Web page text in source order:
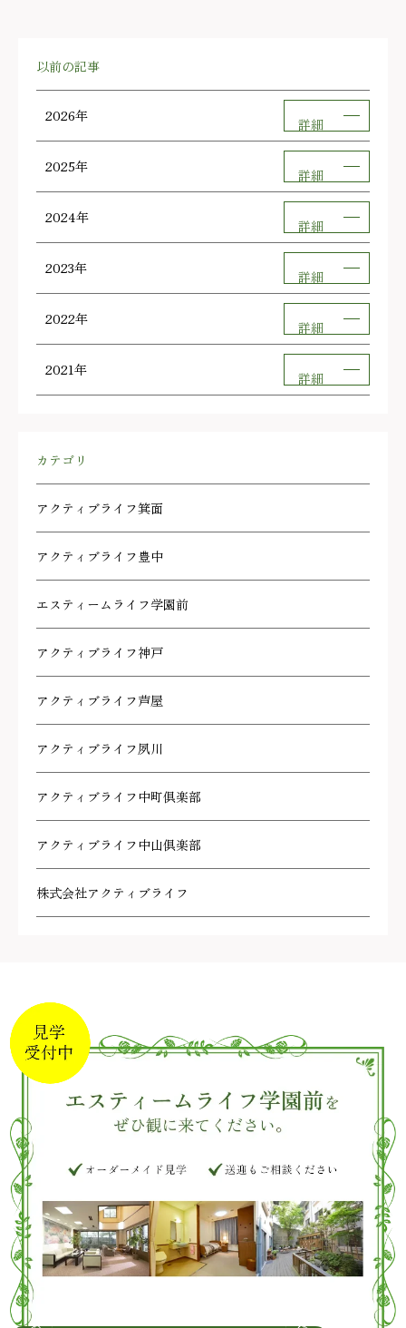
以前の記事
2026年 詳細
2025年 詳細
2024年 詳細
2023年 詳細
2022年 詳細
2021年 詳細
カテゴリ
アクティブライフ箕面
アクティブライフ豊中
エスティームライフ学園前
アクティブライフ神戸
アクティブライフ芦屋
アクティブライフ夙川
アクティブライフ中町倶楽部
アクティブライフ中山倶楽部
株式会社アクティブライフ